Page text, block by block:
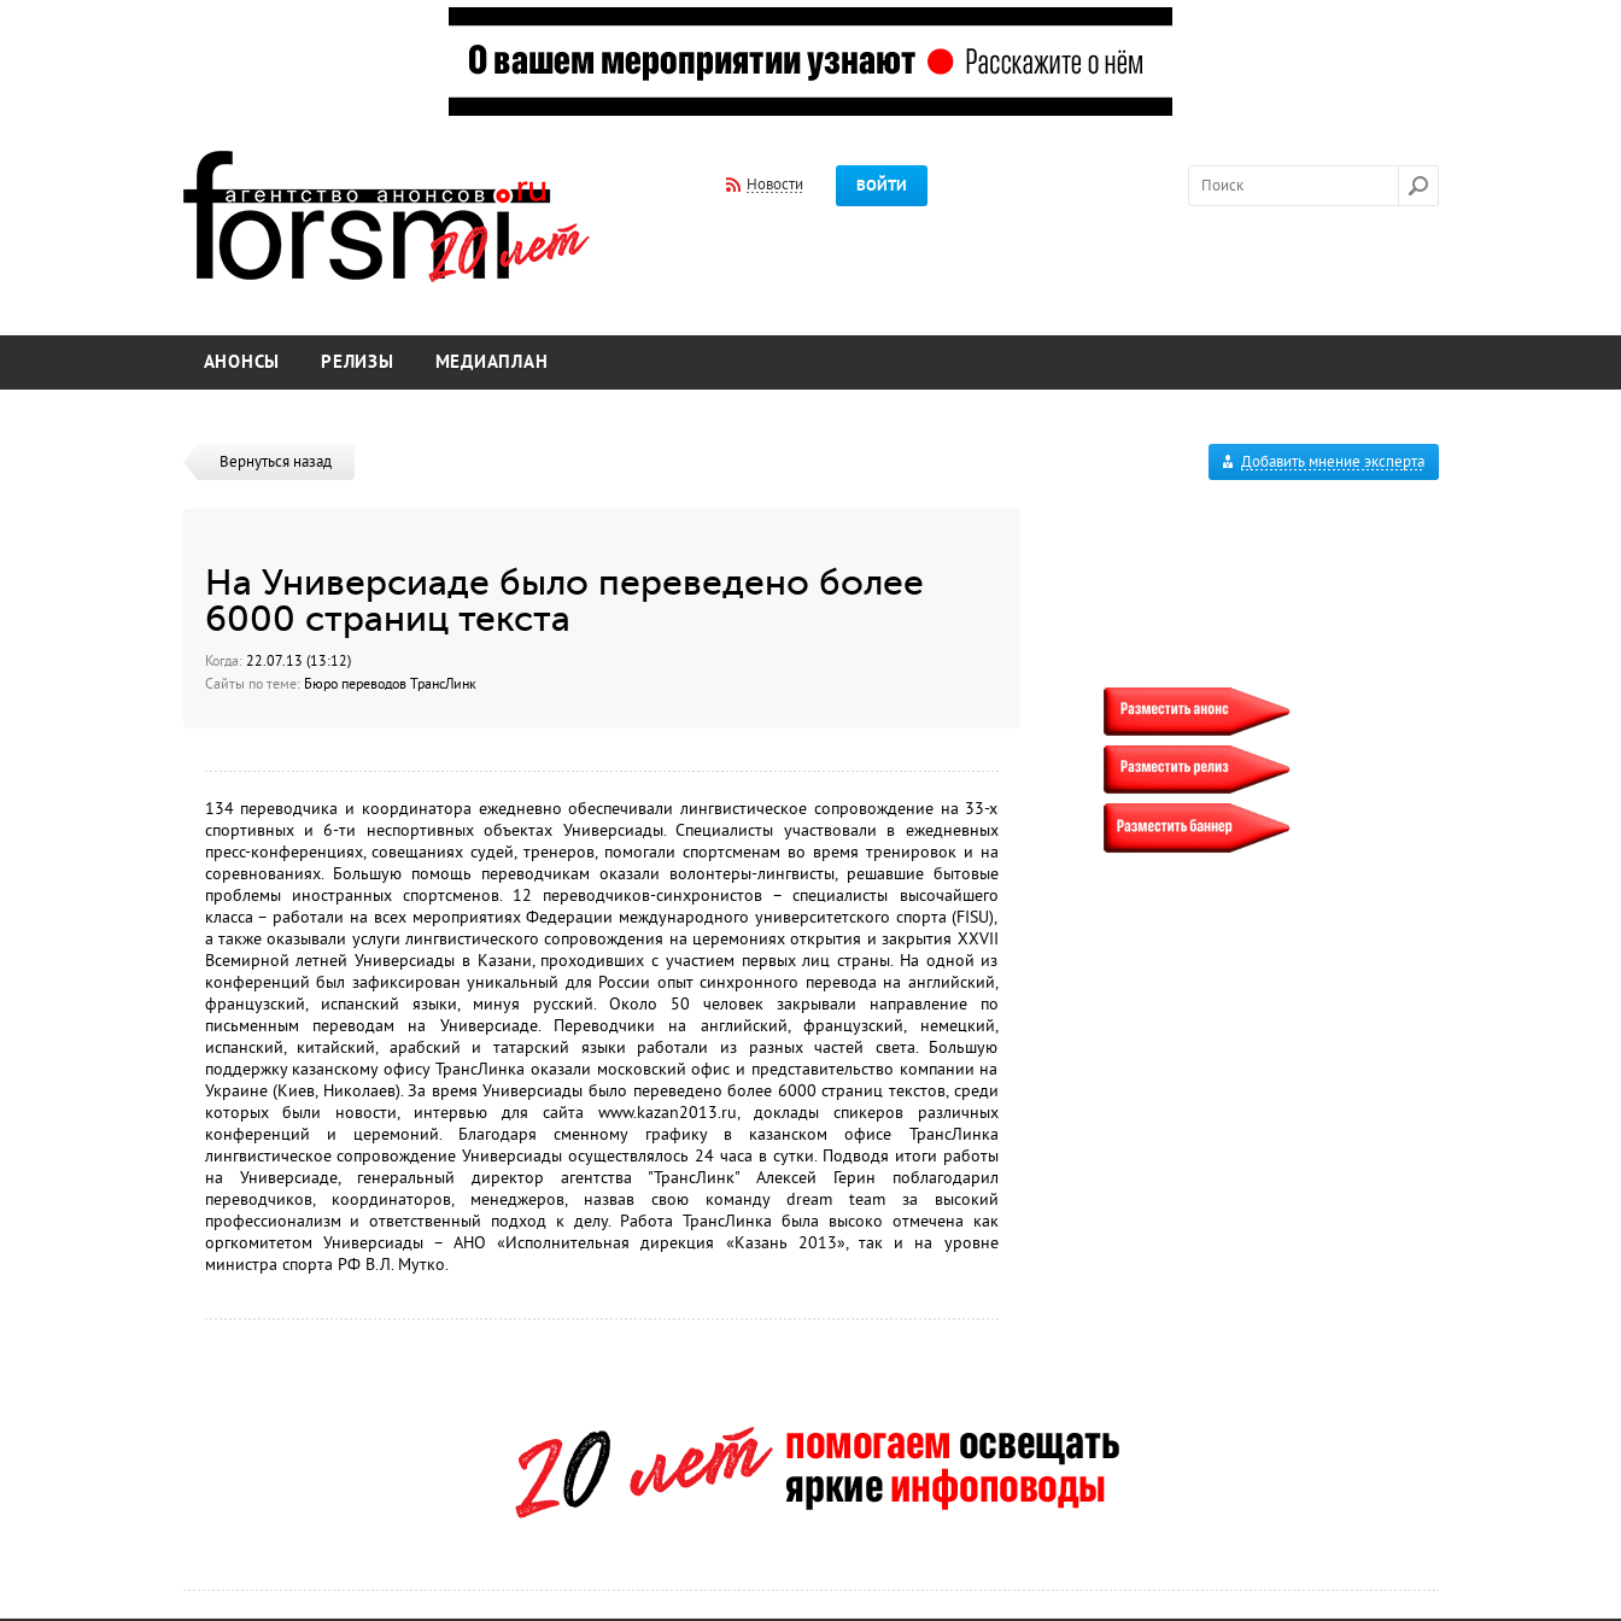
Новости ВОЙТИ
АНОНСЫ РЕЛИЗЫ МЕДИАПЛАН
Вернуться назад
На Универсиаде было переведено более
6000 страниц текста
Когда: 22.07.13 (13:12)
Сайты по теме: Бюро переводов ТрансЛинк
134 переводчика и координатора ежедневно обеспечивали лингвистическое сопровождение на 33-х
спортивных и 6-ти неспортивных объектах Универсиады. Специалисты участвовали в ежедневных
пресс-конференциях, совещаниях судей, тренеров, помогали спортсменам во время тренировок и на
соревнованиях. Большую помощь переводчикам оказали волонтеры-лингвисты, решавшие бытовые
проблемы иностранных спортсменов. 12 переводчиков-синхронистов – специалисты высочайшего
класса – работали на всех мероприятиях Федерации международного университетского спорта (FISU),
а также оказывали услуги лингвистического сопровождения на церемониях открытия и закрытия XXVII
Всемирной летней Универсиады в Казани, проходивших с участием первых лиц страны. На одной из
конференций был зафиксирован уникальный для России опыт синхронного перевода на английский,
французский, испанский языки, минуя русский. Около 50 человек закрывали направление по
письменным переводам на Универсиаде. Переводчики на английский, французский, немецкий,
испанский, китайский, арабский и татарский языки работали из разных частей света. Большую
поддержку казанскому офису ТрансЛинка оказали московский офис и представительство компании на
Украине (Киев, Николаев). За время Универсиады было переведено более 6000 страниц текстов, среди
которых были новости, интервью для сайта www.kazan2013.ru, доклады спикеров различных
конференций и церемоний. Благодаря сменному графику в казанском офисе ТрансЛинка
лингвистическое сопровождение Универсиады осуществлялось 24 часа в сутки. Подводя итоги работы
на Универсиаде, генеральный директор агентства "ТрансЛинк" Алексей Герин поблагодарил
переводчиков, координаторов, менеджеров, назвав свою команду dream team за высокий
профессионализм и ответственный подход к делу. Работа ТрансЛинка была высоко отмечена как
оргкомитетом Универсиады – АНО «Исполнительная дирекция «Казань 2013», так и на уровне
министра спорта РФ В.Л. Мутко.
Добавить мнение эксперта